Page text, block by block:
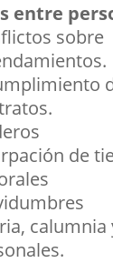
entre
sobre
de
calumnia